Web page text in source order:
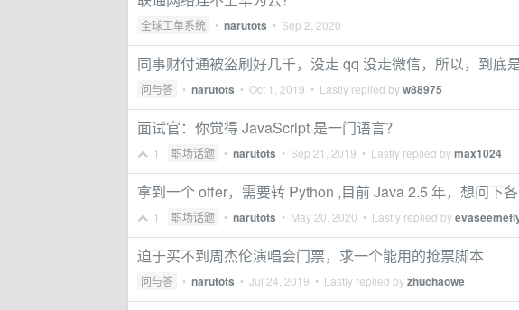
全球工单系统 • narutots • Sep 2, 2020
同事财付通被盗刷好几千，没走 qq 没走微信，所以，到底
问与答 • narutots • Oct 1, 2019 • Lastly replied byw88975
面试官：你觉得 JavaScript 是一门语言？
1 职场话题 • narutots • Sep 21, 2019 • Lastly replied bymax1024
拿到一个 offer，需要转 Python ,目前 Java 2.5 年，想问下各
1 职场话题 • narutots • May 20, 2020 • Lastly replied by
迫于买不到周杰伦演唱会门票，求一个能用的抢票脚本
问与答 • narutots • Jul 24, 2019 • Lastly replied byzhuchaowe